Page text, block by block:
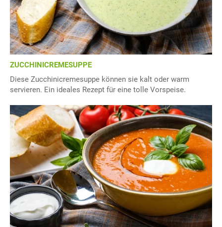
ZUCCHINICREMESUPPE
Diese Zucchinicremesuppe können sie kalt oder warm
servieren. Ein ideales Rezept für eine tolle Vorspeise.